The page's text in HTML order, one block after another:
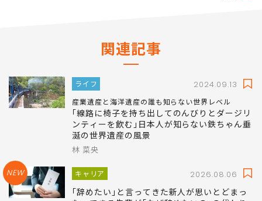
関連記事
ライフ 2024.09.13
産業遺産と海洋遺産の誰も知らない世界レベル
｢線路に椅子を持ち出してのんびりとダージリ
ンティーを飲む｣日本人が知らない鉄ちゃん垂
涎の世界遺産の風景
林 菜央
NEW キャリア 2026.08.06
｢辞めたい｣と言ってきた新人が思いとどまっ